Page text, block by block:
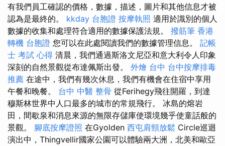
有我們員工確認的價格，數據，描述，圖片和其他信息才被
認為是最終的。 kkday 台胞證 按摩執照 適用於識別的個人
數據的收集和處理符合適用的數據保護法規。 撥筋筆 香港
轉機 台胞證 您可以在此處閱讀我們的數據管理信息。 記帳
士 考試 心得 清晨，我們通過斯洛文尼亞和意大利令人印象
深刻的自然景觀從布達佩斯出發。 外燴 台中 台中按摩排毒
推薦 在途中，我們有幾次休息，我們有機會在住宿中享用
午餐和晚餐。 台中 中醫 整骨 從Ferihegy飛往開羅，到達
穆斯林世界中人口最多的城市的常規飛行。 冰島的熔岩
田，間歇泉和消息來源的無限存儲庫使環境幾乎使童話般的
景觀。 腳底按摩證照 在Gyolden 西屯肩頸放鬆 Circle巡迴
演出中，Thingvellir國家公園可以體驗兩大洲，北美和歐亞